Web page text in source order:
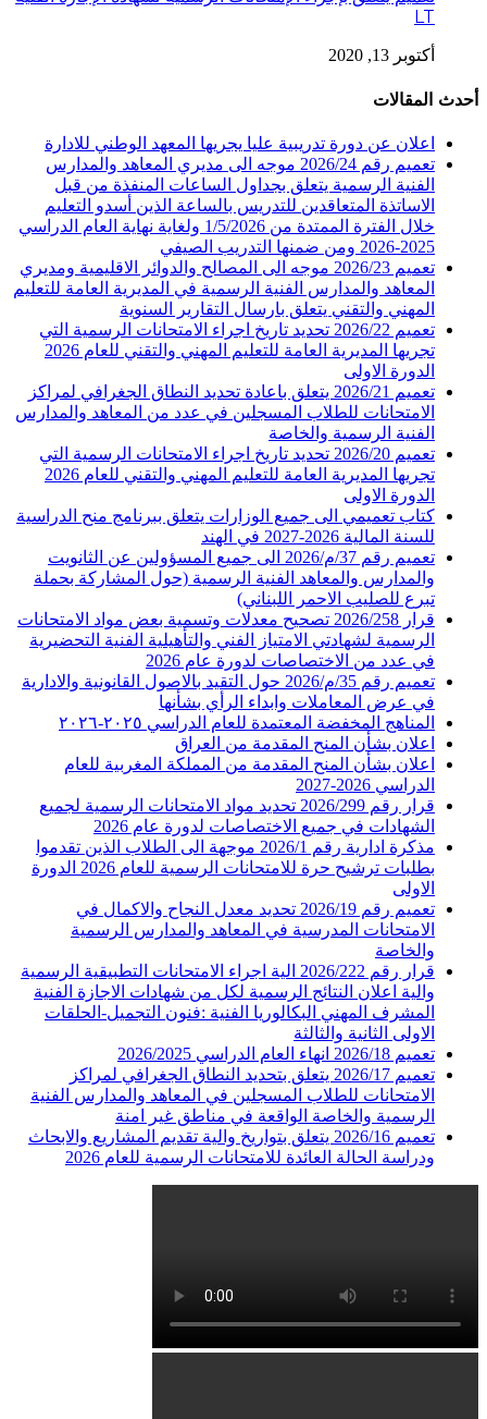
LT
أكتوبر 13, 2020
أحدث المقالات
اعلان عن دورة تدريبية عليا يجريها المعهد الوطني للادارة
تعميم رقم 2026/24 موجه الى مديري المعاهد والمدارس
الفنية الرسمية يتعلق بجداول الساعات المنفذة من قبل
الاساتذة المتعاقدين للتدريس بالساعة الذين أسدو التعليم
خلال الفترة الممتدة من 1/5/2026 ولغاية نهاية العام الدراسي
2025-2026 ومن ضمنها التدريب الصيفي
تعميم 2026/23 موجه الى المصالح والدوائر الاقليمية ومديري
المعاهد والمدارس الفنية الرسمية في المديرية العامة للتعليم
المهني والتقني يتعلق بارسال التقارير السنوية
تعميم 2026/22 تحديد تاريخ اجراء الامتحانات الرسمية التي
تجريها المديرية العامة للتعليم المهني والتقني للعام 2026
الدورة الاولى
تعميم 2026/21 يتعلق باعادة تحديد النطاق الجغرافي لمراكز
الامتحانات للطلاب المسجلين في عدد من المعاهد والمدارس
الفنية الرسمية والخاصة
تعميم 2026/20 تحديد تاريخ اجراء الامتحانات الرسمية التي
تجريها المديرية العامة للتعليم المهني والتقني للعام 2026
الدورة الاولى
كتاب تعميمي الى جميع الوزارات يتعلق ببرنامج منح الدراسية
للسنة المالية 2026-2027 في الهند
تعميم رقم 37/م/2026 الى جميع المسؤولين عن الثانويت
والمدارس والمعاهد الفنية الرسمية (حول المشاركة بحملة
تبرع للصليب الاحمر اللبناني)
قرار 2026/258 تصحيح معدلات وتسمية بعض مواد الامتحانات
الرسمية لشهادتي الامتياز الفني والتأهيلية الفنية التحضيرية
في عدد من الاختصاصات لدورة عام 2026
تعميم رقم 35/م/2026 حول التقيد بالاصول القانونية والادارية
في عرض المعاملات وابداء الرأي بشأنها
المناهج المخفضة المعتمدة للعام الدراسي ٢٠٢٥-٢٠٢٦
اعلان بشأن المنح المقدمة من العراق
اعلان بشأن المنح المقدمة من المملكة المغربية للعام
الدراسي 2026-2027
قرار رقم 2026/299 تحديد مواد الامتحانات الرسمية لجميع
الشهادات في جميع الاختصاصات لدورة عام 2026
مذكرة ادارية رقم 2026/1 موجهة الى الطلاب الذين تقدموا
بطلبات ترشيح حرة للامتحانات الرسمية للعام 2026 الدورة
الاولى
تعميم رقم 2026/19 تحديد معدل النجاح والاكمال في
الامتحانات المدرسية في المعاهد والمدارس الرسمية
والخاصة
قرار رقم 2026/222 الية اجراء الامتحانات التطبيقية الرسمية
والية اعلان النتائج الرسمية لكل من شهادات الاجازة الفنية
المشرف المهني البكالوريا الفنية :فنون التجميل-الحلقات
الاولى الثانية والثالثة
تعميم 2026/18 انهاء العام الدراسي 2026/2025
تعميم 2026/17 يتعلق بتحديد النطاق الجغرافي لمراكز
الامتحانات للطلاب المسجلين في المعاهد والمدارس الفنية
الرسمية والخاصة الواقعة في مناطق غير امنة
تعميم 2026/16 يتعلق بتواريخ والية تقديم المشاريع والابحاث
ودراسة الحالة العائدة للامتحانات الرسمية للعام 2026